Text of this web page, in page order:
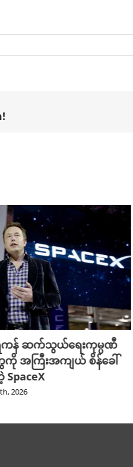
ကန် ဆက်သွယ်ရေးကုမ္ပဏီ
ကို အကြီးအကျယ် စိန်ခေါ်
2026